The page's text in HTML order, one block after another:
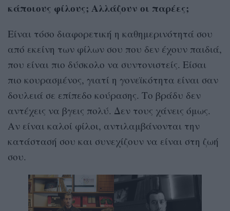
κάποιους φίλους; Αλλάζουν οι παρέες;
Είναι τόσο διαφορετική η καθημερινότητά σου
από εκείνη των φίλων σου που δεν έχουν παιδιά,
που είναι πιο δύσκολο να συντονιστείς. Είσαι
πιο κουρασμένος, γιατί η γονεϊκότητα είναι σαν
δουλειά σε επίπεδο κούρασης. Το βράδυ δεν
αντέχεις να βγεις πολύ. Δεν τους χάνεις όμως.
Αν είναι καλοί φίλοι, αντιλαμβάνονται την
κατάστασή σου και συνεχίζουν να είναι στη ζωή
σου.